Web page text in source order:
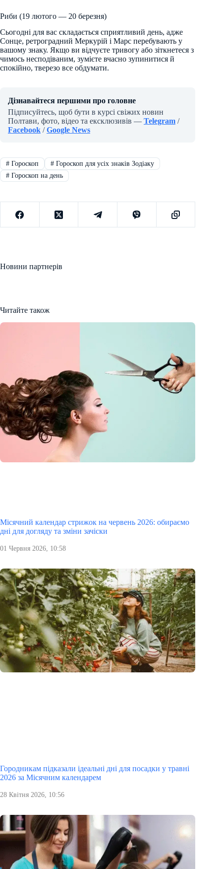
Риби (19 лютого — 20 березня)
Сьогодні для вас складається сприятливий день, адже
Сонце, ретроградний Меркурій і Марс перебувають у
вашому знаку. Якщо ви відчуєте тривогу або зіткнетеся з
чимось несподіваним, зумієте вчасно зупинитися й
спокійно, тверезо все обдумати.
Дізнавайтеся першими про головне
Підписуйтесь, щоб бути в курсі свіжих новин
Полтави, фото, відео та ексклюзивів — Telegram /
Facebook /Google News
#Гороскоп #Гороскоп для усіх знаків Зодіаку
#Гороскоп на день
Новини партнерів
Читайте також
Місячний календар стрижок на червень 2026: обираємо
дні для догляду та зміни зачіски
01 Червня 2026, 10:58
Городникам підказали ідеальні дні для посадки у травні
2026 за Місячним календарем
28 Квітня 2026, 10:56